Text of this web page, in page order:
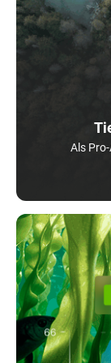
Als